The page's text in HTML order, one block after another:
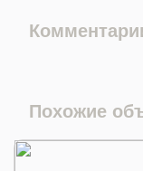
Похожие